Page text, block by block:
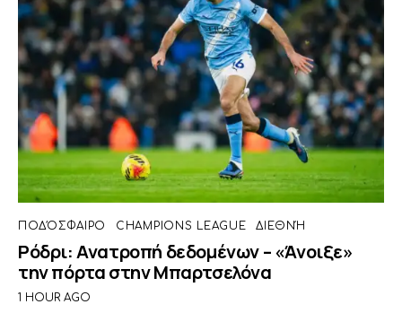
ΠΟΔΌΣΦΑΙΡΟ CHAMPIONS LEAGUE ΔΙΕΘΝΉ
Ρόδρι: Ανατροπή δεδομένων – «Άνοιξε»
την πόρτα στην Μπαρτσελόνα
1 HOUR AGO